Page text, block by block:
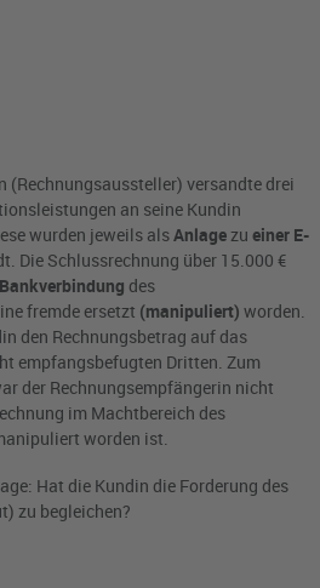
versandte drei
an seine Kundin
wurden jeweils alsAnlagezueiner E-
Die Schlussrechnung über 15.000 €
Bankverbindung des
fremde ersetzt (manipuliert) worden.
den Rechnungsbetrag auf das
empfangsbefugten Dritten. Zum
der Rechnungsempfängerin nicht
im Machtbereich des
worden ist.
Hat die Kundin die Forderung des
zu begleichen?